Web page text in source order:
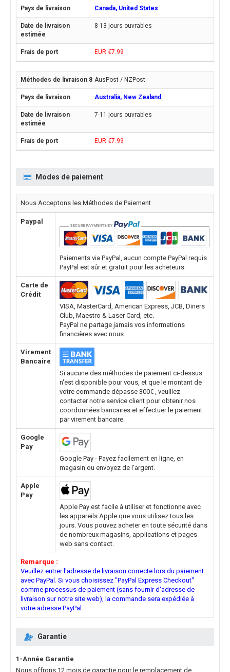
Canada, United States
8-13 jours ouvrables
EUR €7.99
AusPost / NZPost
Australia, New Zealand
7-11 jours ouvrables
EUR €7.99
Modes de paiement
Nous Acceptons les Méthodes de Paiement
Paypal
Paiements via PayPal, aucun compte PayPal requis.
PayPal est sûr et gratuit pour les acheteurs.
Carte de
Crédit
VISA, MasterCard, American Express, JCB, Diners
Club, Maestro & Laser Card, etc.
PayPal ne partage jamais vos informations
financières avec nous.
Virement
Bancaire
Si aucune des méthodes de paiement ci-dessus
n'est disponible pour vous, et que le montant de
votre commande dépasse 300€ , veuillez
contacter notre service client pour obtenir nos
coordonnées bancaires et effectuer le paiement
par virement bancaire.
Google
Pay
Google Pay - Payez facilement en ligne, en
magasin ou envoyez de l'argent.
Apple
Pay
Apple Pay est facile à utiliser et fonctionne avec
les appareils Apple que vous utilisez tous les
jours. Vous pouvez acheter en toute sécurité dans
de nombreux magasins, applications et pages
web sans contact.
Remarque :
Veuillez entrer l'adresse de livraison correcte lors du paiement
avec PayPal. Si vous choisissez "PayPal Express Checkout"
comme processus de paiement (sans fournir d'adresse de
livraison sur notre site web), la commande sera expédiée à
votre adresse PayPal.
Garantie
1-Année Garantie
Nous offrons 12 mois de garantie pour le remplacement de